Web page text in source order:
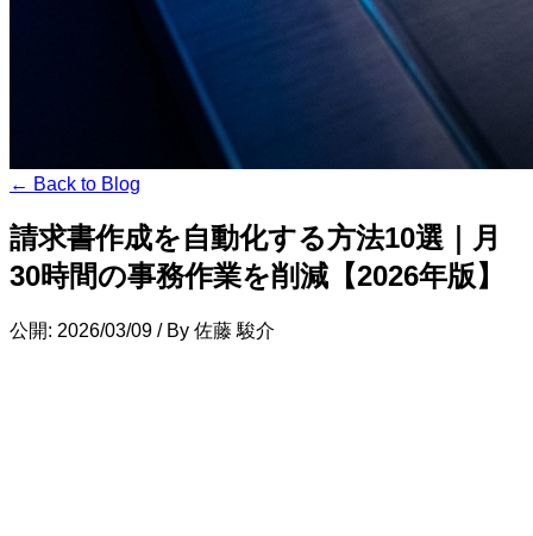
← Back to Blog
請求書作成を自動化する方法10選｜月
30時間の事務作業を削減【2026年版】
公開: 2026/03/09 / By 佐藤 駿介